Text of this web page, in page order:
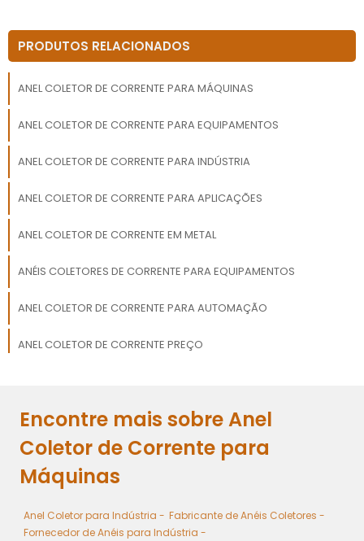
PRODUTOS RELACIONADOS
ANEL COLETOR DE CORRENTE PARA MÁQUINAS
ANEL COLETOR DE CORRENTE PARA EQUIPAMENTOS
ANEL COLETOR DE CORRENTE PARA INDÚSTRIA
ANEL COLETOR DE CORRENTE PARA APLICAÇÕES
ANEL COLETOR DE CORRENTE EM METAL
ANÉIS COLETORES DE CORRENTE PARA EQUIPAMENTOS
ANEL COLETOR DE CORRENTE PARA AUTOMAÇÃO
ANEL COLETOR DE CORRENTE PREÇO
ANEL COLETOR DE CORRENTE PARA ALTA TENSÃO
Encontre mais sobre Anel
Coletor de Corrente para
Máquinas
Anel Coletor para Indústria - Fabricante de Anéis Coletores -
Fornecedor de Anéis para Indústria -